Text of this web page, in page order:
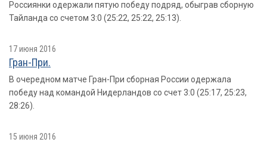
Россиянки одержали пятую победу подряд, обыграв сборную
Тайланда со счетом 3:0 (25:22, 25:22, 25:13).
17 июня 2016
Гран-При.
В очередном матче Гран-При сборная России одержала
победу над командой Нидерландов со счет 3:0 (25:17, 25:23,
28:26).
15 июня 2016